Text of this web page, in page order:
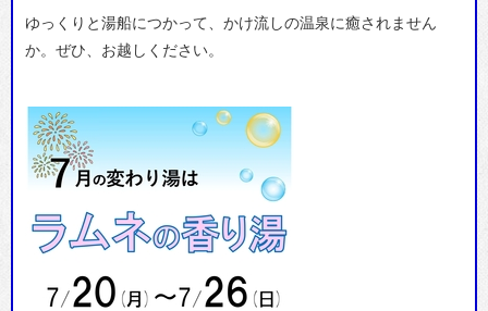
ゆっくりと湯船につかって、かけ流しの温泉に癒されません
か。ぜひ、お越しください。